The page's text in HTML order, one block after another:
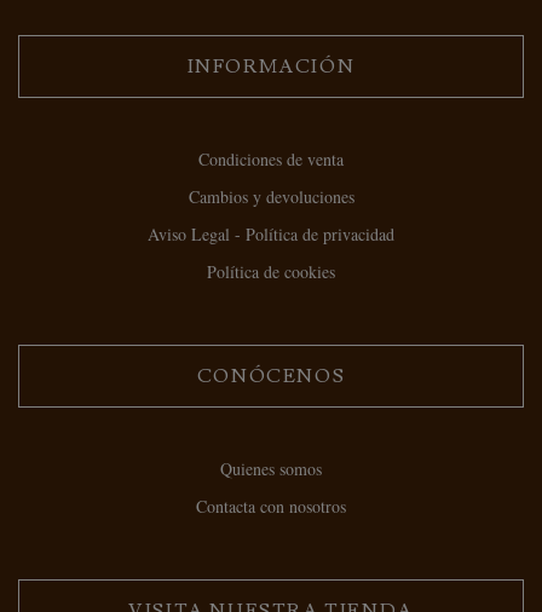
INFORMACIÓN
Condiciones de venta
Cambios y devoluciones
Aviso Legal - Política de privacidad
Política de cookies
CONÓCENOS
Quienes somos
Contacta con nosotros